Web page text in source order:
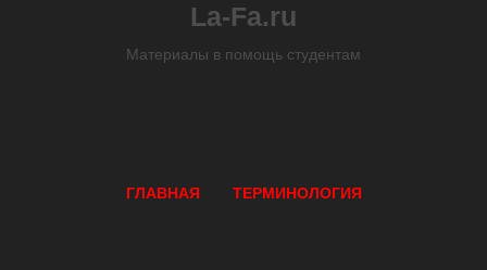
La-Fa.ru
Материалы в помощь студентам
ГЛАВНАЯ ТЕРМИНОЛОГИЯ